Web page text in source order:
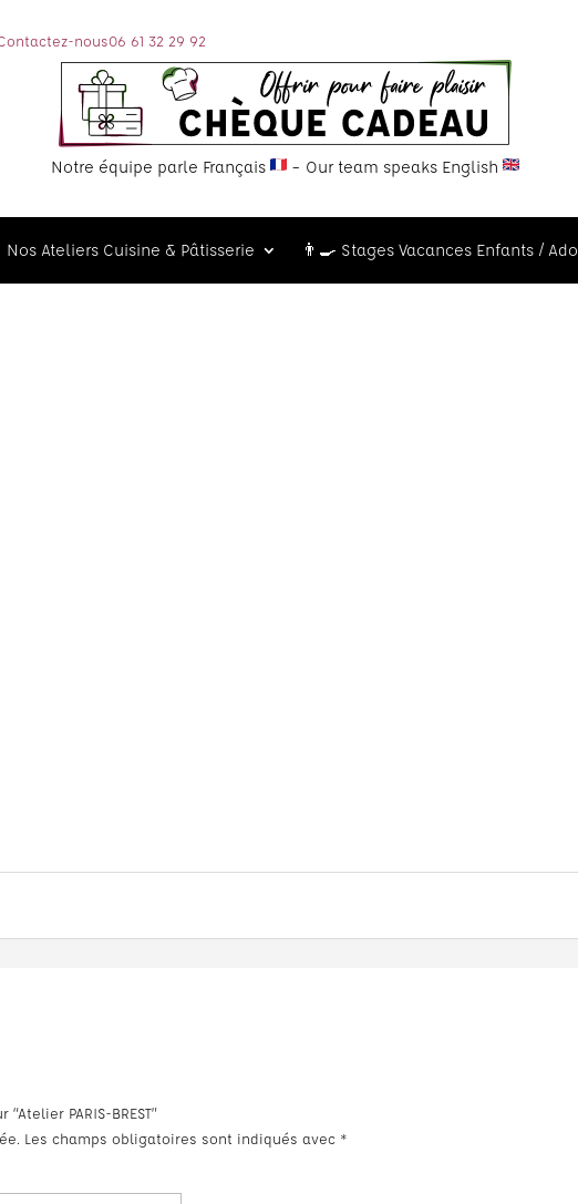
nous06 61 32 29 92
Notre équipe parle Français – Our team speaks English
Nos Ateliers Cuisine & Pâtisserie 👨‍🍳 Stages Vacances Enfants / Ado
PARIS-BREST”
Les champs obligatoires sont indiqués avec *